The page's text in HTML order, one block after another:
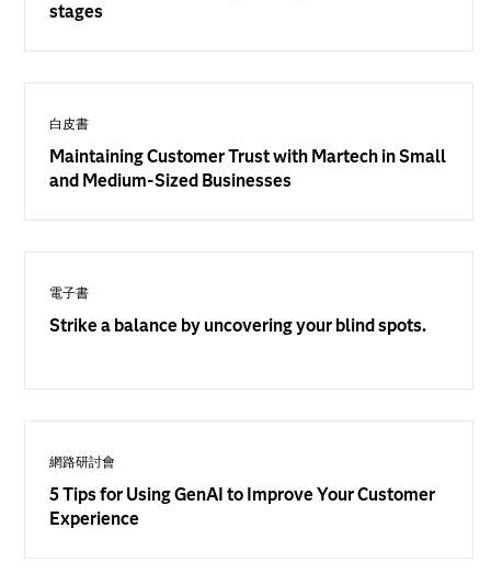
stages
白皮書
Maintaining Customer Trust with Martech in Small
and Medium-Sized Businesses
電子書
Strike a balance by uncovering your blind spots.
網路研討會
5 Tips for Using GenAI to Improve Your Customer
Experience